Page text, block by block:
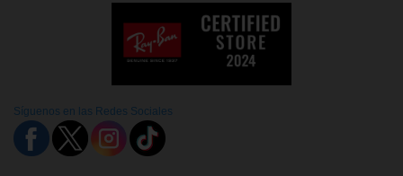
Síguenos en las Redes Sociales